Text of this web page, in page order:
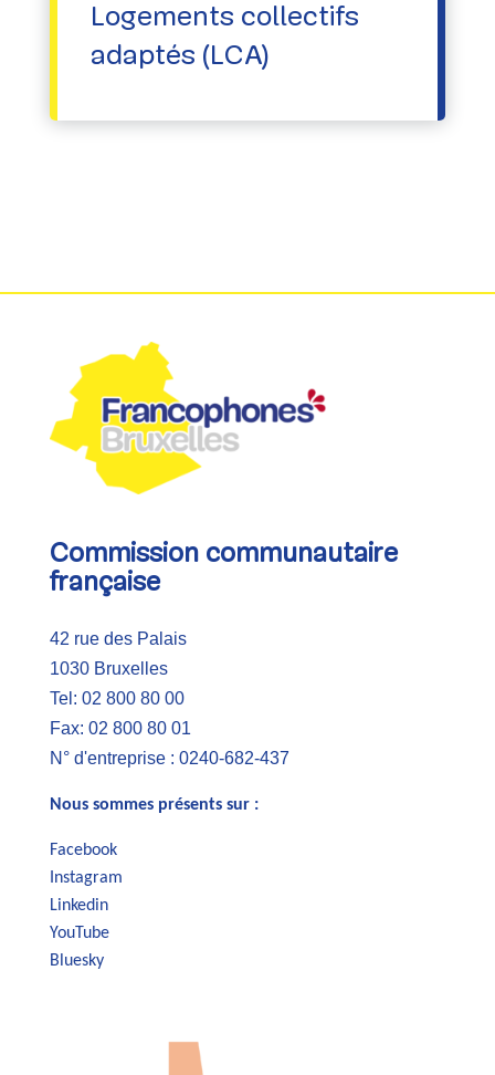
Logements collectifs
adaptés (LCA)
Commission communautaire
française
42 rue des Palais
1030 Bruxelles
Tel: 02 800 80 00
Fax: 02 800 80 01
N° d'entreprise : 0240-682-437
Nous sommes présents sur :
Facebook
Instagram
Linkedin
YouTube
Bluesky